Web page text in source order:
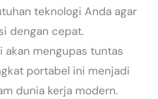
teknologi Anda agar
dengan cepat.
akan mengupas tuntas
portabel ini menjadi
dunia kerja modern.